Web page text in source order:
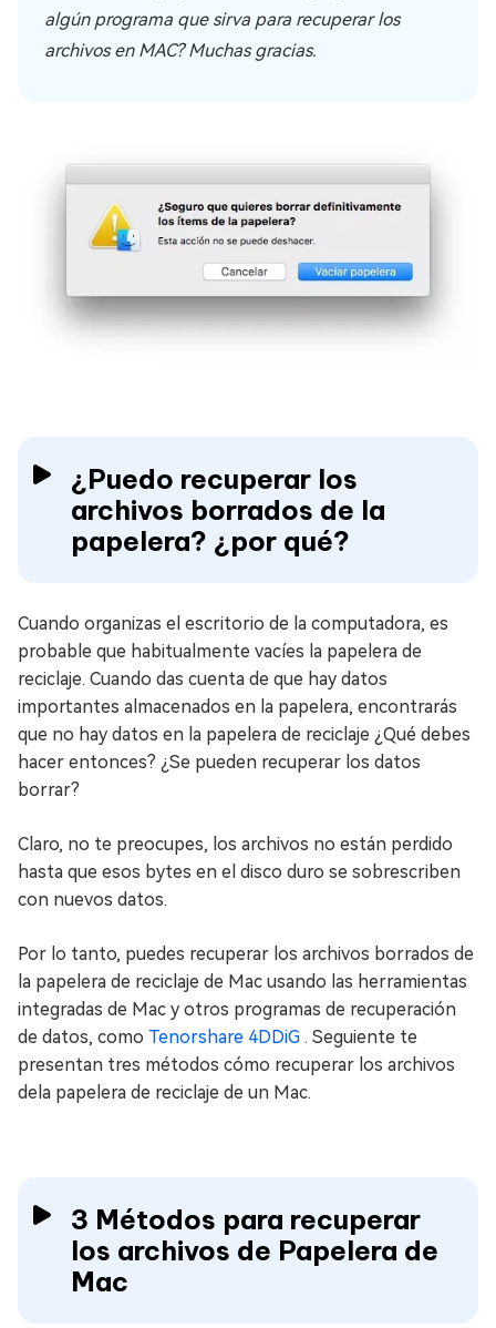
algún programa que sirva para recuperar los
archivos en MAC? Muchas gracias.
¿Puedo recuperar los
archivos borrados de la
papelera? ¿por qué?
Cuando organizas el escritorio de la computadora, es
probable que habitualmente vacíes la papelera de
reciclaje. Cuando das cuenta de que hay datos
importantes almacenados en la papelera, encontrarás
que no hay datos en la papelera de reciclaje ¿Qué debes
hacer entonces? ¿Se pueden recuperar los datos
borrar?
Claro, no te preocupes, los archivos no están perdido
hasta que esos bytes en el disco duro se sobrescriben
con nuevos datos.
Por lo tanto, puedes recuperar los archivos borrados de
la papelera de reciclaje de Mac usando las herramientas
integradas de Mac y otros programas de recuperación
de datos, como Tenorshare 4DDiG . Seguiente te
presentan tres métodos cómo recuperar los archivos
dela papelera de reciclaje de un Mac.
3 Métodos para recuperar
los archivos de Papelera de
Mac